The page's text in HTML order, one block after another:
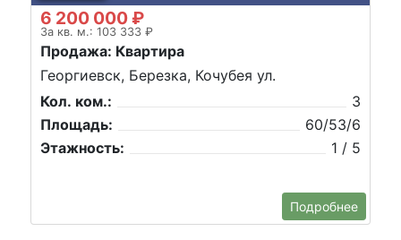
6 200 000 ₽
За кв. м.: 103 333 ₽
Продажа: Квартира
Георгиевск, Березка, Кочубея ул.
Кол. ком.:
3
Площадь:
60/53/6
Этажность:
1 / 5
Подробнее